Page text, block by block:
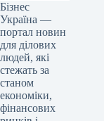
Бізнес
Україна —
портал новин
для ділових
людей, які
стежать за
станом
економіки,
фінансових